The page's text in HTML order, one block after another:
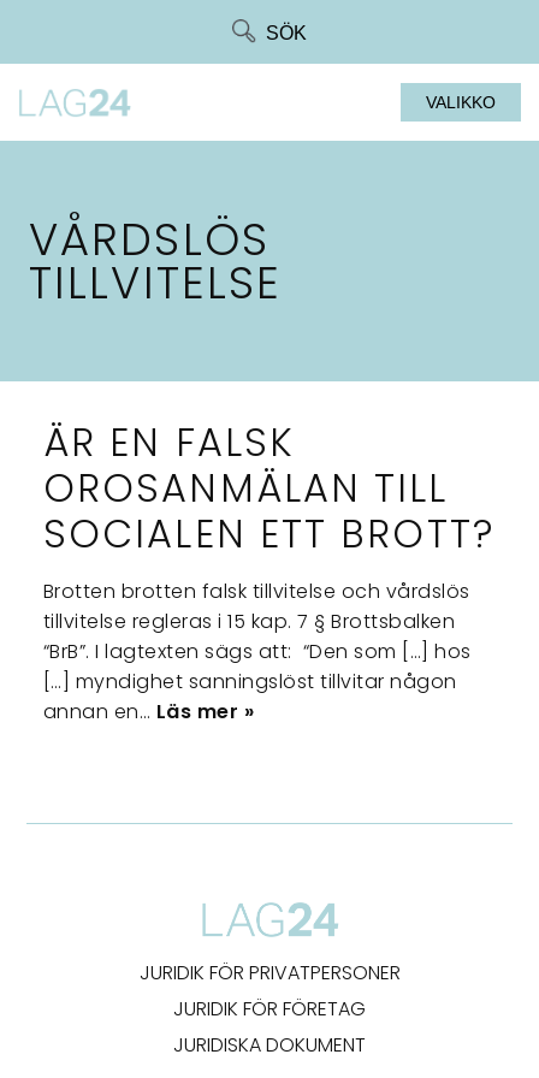
SÖK
VALIKKO
VÅRDSLÖS
TILLVITELSE
ÄR EN FALSK
OROSANMÄLAN TILL
SOCIALEN ETT BROTT?
Brotten brotten falsk tillvitelse och vårdslös
tillvitelse regleras i 15 kap. 7 § Brottsbalken
“BrB”. I lagtexten sägs att: “Den som […] hos
[…] myndighet sanningslöst tillvitar någon
annan en… Läs mer »
JURIDIK FÖR PRIVATPERSONER
JURIDIK FÖR FÖRETAG
JURIDISKA DOKUMENT